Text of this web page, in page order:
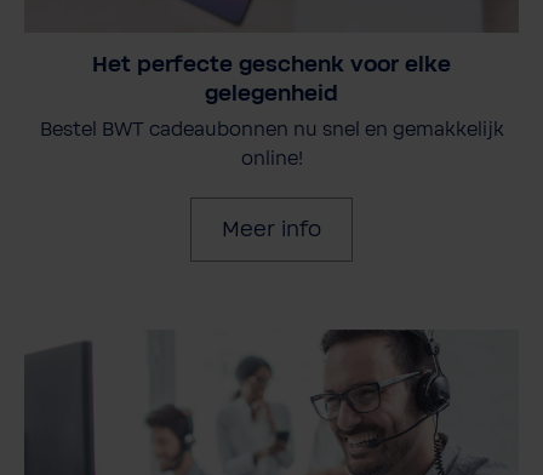
Het perfecte geschenk voor elke
gelegenheid
Bestel BWT cadeaubonnen nu snel en gemakkelijk
online!
Meer info